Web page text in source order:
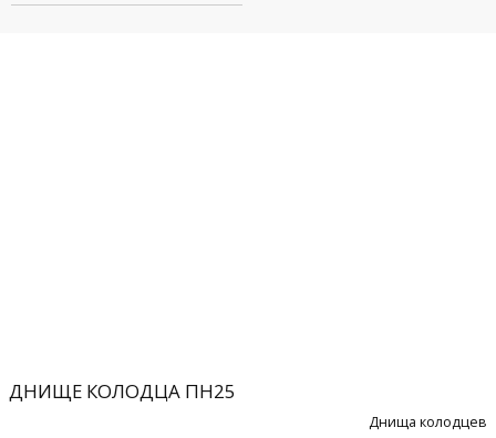
ДНИЩЕ КОЛОДЦА ПН25
Днища колодцев